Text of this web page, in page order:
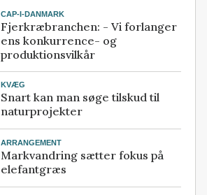
CAP-I-DANMARK
Fjerkræbranchen: - Vi forlanger
ens konkurrence- og
produktionsvilkår
KVÆG
Snart kan man søge tilskud til
naturprojekter
ARRANGEMENT
Markvandring sætter fokus på
elefantgræs